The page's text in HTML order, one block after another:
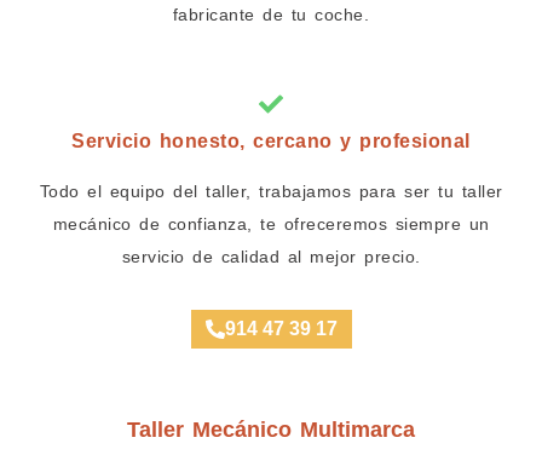
fabricante de tu coche.
Servicio honesto, cercano y profesional
Todo el equipo del taller, trabajamos para ser tu taller
mecánico de confianza, te ofreceremos siempre un
servicio de calidad al mejor precio.
914 47 39 17
Taller Mecánico Multimarca